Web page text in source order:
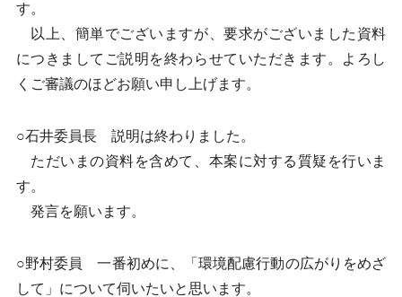
す。
以上、簡単でございますが、要求がございました資料
につきましてご説明を終わらせていただきます。よろし
くご審議のほどお願い申し上げます。
○石井委員長 説明は終わりました。
ただいまの資料を含めて、本案に対する質疑を行いま
す。
発言を願います。
○野村委員 一番初めに、「環境配慮行動の広がりをめざ
して」について伺いたいと思います。